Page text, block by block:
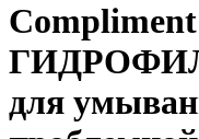
Compliment
для